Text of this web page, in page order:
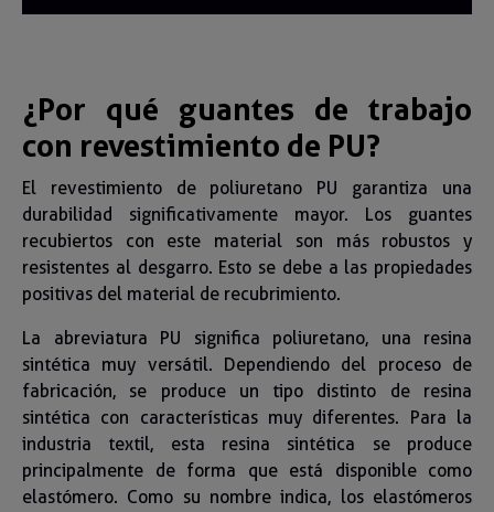
¿Por qué guantes de trabajo
con revestimiento de PU?
El revestimiento de poliuretano PU garantiza una
durabilidad significativamente mayor. Los guantes
recubiertos con este material son más robustos y
resistentes al desgarro. Esto se debe a las propiedades
positivas del material de recubrimiento.
La abreviatura PU significa poliuretano, una resina
sintética muy versátil. Dependiendo del proceso de
fabricación, se produce un tipo distinto de resina
sintética con características muy diferentes. Para la
industria textil, esta resina sintética se produce
principalmente de forma que está disponible como
elastómero. Como su nombre indica, los elastómeros